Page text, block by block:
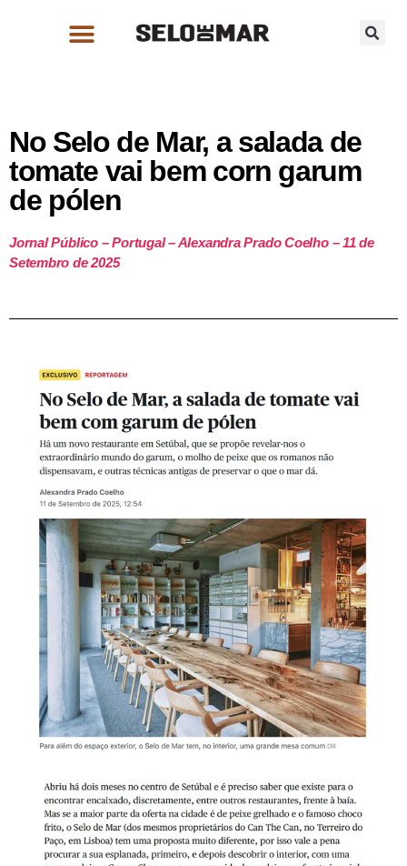
No Selo de Mar, a salada de
tomate vai bem corn garum
de pólen
Jornal Público – Portugal – Alexandra Prado Coelho –11 de
Setembro de 2025